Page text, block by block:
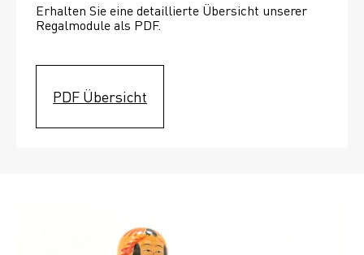
Erhalten Sie eine detaillierte Übersicht unserer
Regalmodule als PDF.
PDF Übersicht